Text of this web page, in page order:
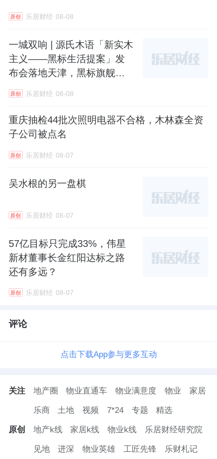
原创 乐居财经 08-08
一城双响 | 源氏木语「新实木
主义——黑标生活提案」发
布会落地天津，黑标旗舰店
盛大启幕
原创 乐居财经 08-08
重庆抽检44批次照明电器不合格，木林森全资
子公司被点名
原创 乐居财经 08-07
吴水根的另一盘棋
原创 乐居财经 08-07
57亿目标只完成33%，伟星
新材董事长金红阳达标之路
还有多远？
原创 乐居财经 08-07
评论
点击下载App参与更多互动
关注 地产圈 物业直通车 物业满意度 物业 家居
乐商 土地 视频 7*24 专题 精选
原创 地产k线 家居k线 物业k线 乐居财经研究院
见地 进深 物业英雄 工匠先锋 乐财札记